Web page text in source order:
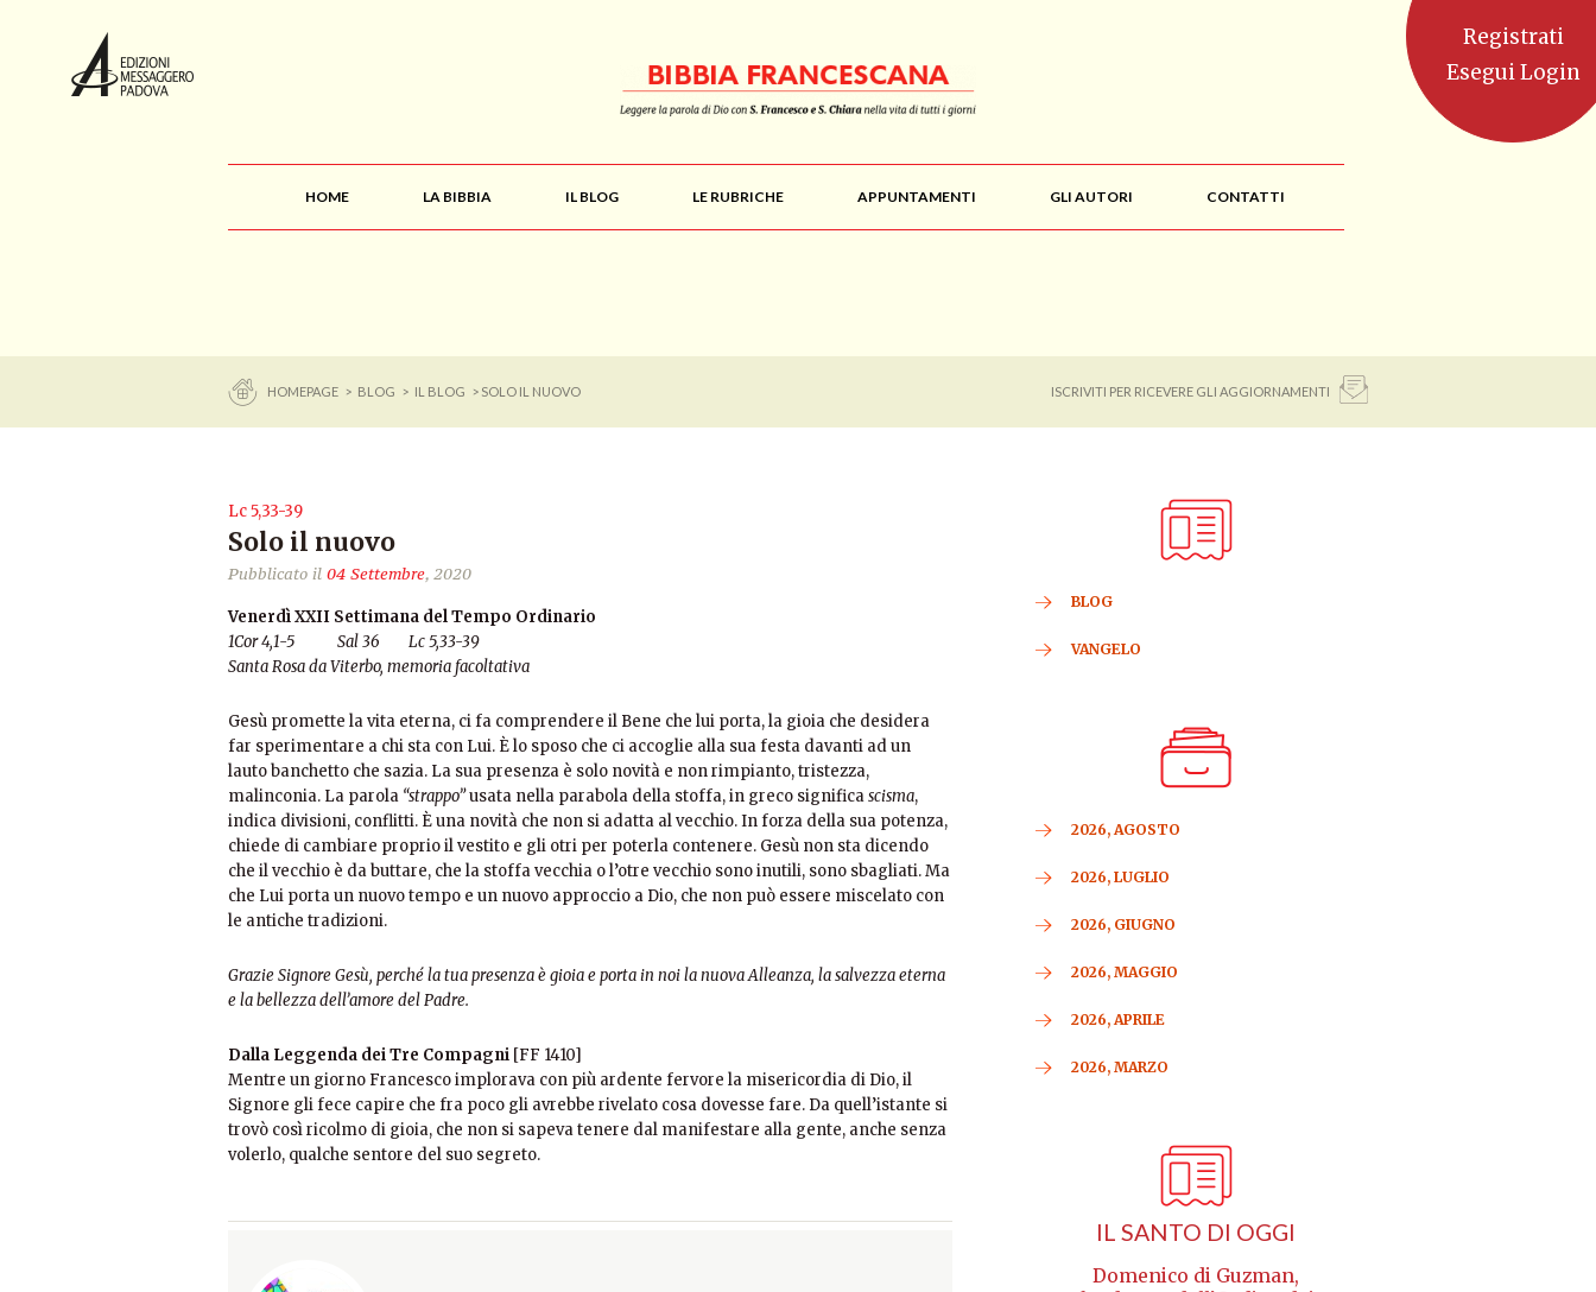
HOME LA BIBBIA IL BLOG LE RUBRICHE APPUNTAMENTI GLI AUTORI CONTATTI
HOMEPAGE > BLOG > IL BLOG > SOLO IL NUOVO ISCRIVITI PER RICEVERE GLI AGGIORNAMENTI
Lc 5,33-39
Solo il nuovo
Pubblicato il 04 Settembre, 2020
Venerdì XXII Settimana del Tempo Ordinario
1Cor 4,1-5 Sal 36 Lc 5,33-39
Santa Rosa da Viterbo, memoria facoltativa
Gesù promette la vita eterna, ci fa comprendere il Bene che lui porta, la gioia che desidera
far sperimentare a chi sta con Lui. È lo sposo che ci accoglie alla sua festa davanti ad un
lauto banchetto che sazia. La sua presenza è solo novità e non rimpianto, tristezza,
malinconia. La parola “strappo”usata nella parabola della stoffa, in greco significascisma,
indica divisioni, conflitti. È una novità che non si adatta al vecchio. In forza della sua potenza,
chiede di cambiare proprio il vestito e gli otri per poterla contenere. Gesù non sta dicendo
che il vecchio è da buttare, che la stoffa vecchia o l’otre vecchio sono inutili, sono sbagliati. Ma
che Lui porta un nuovo tempo e un nuovo approccio a Dio, che non può essere miscelato con
le antiche tradizioni.
Grazie Signore Gesù, perché la tua presenza è gioia e porta in noi la nuova Alleanza, la salvezza eterna
e la bellezza dell’amore del Padre.
Dalla Leggenda dei Tre Compagni [FF 1410]
Mentre un giorno Francesco implorava con più ardente fervore la misericordia di Dio, il
Signore gli fece capire che fra poco gli avrebbe rivelato cosa dovesse fare. Da quell’istante si
trovò così ricolmo di gioia, che non si sapeva tenere dal manifestare alla gente, anche senza
volerlo, qualche sentore del suo segreto.
BLOG
VANGELO
2026, AGOSTO
2026, LUGLIO
2026, GIUGNO
2026, MAGGIO
2026, APRILE
2026, MARZO
IL SANTO DI OGGI
Domenico di Guzman,
Registrati
Esegui Login